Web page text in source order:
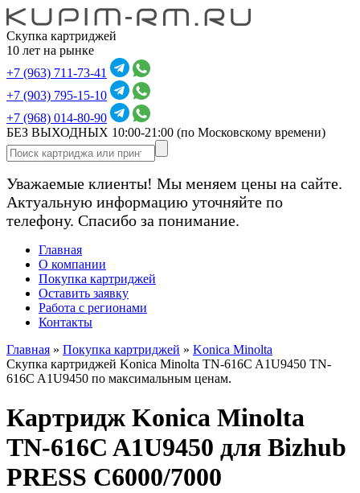
Скупка картриджей
10 лет на рынке
+7 (963) 711-73-41
+7 (903) 795-15-10
+7 (968) 014-80-90
БЕЗ ВЫХОДНЫХ 10:00-21:00 (по Московскому времени)
Уважаемые клиенты! Мы меняем цены на сайте.
Актуальную информацию уточняйте по
телефону. Спасибо за понимание.
Главная
О компании
Покупка картриджей
Оставить заявку
Работа с регионами
Контакты
Главная » Покупка картриджей » Konica Minolta
Скупка картриджей Konica Minolta TN-616C A1U9450 TN-
616C A1U9450 по максимальным ценам.
Картридж Konica Minolta
TN-616C A1U9450 для Bizhub
PRESS C6000/7000